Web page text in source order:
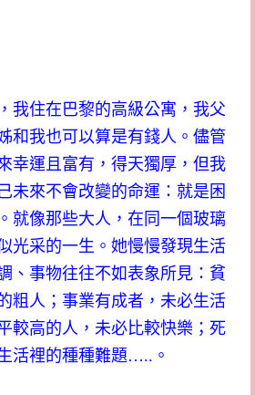
我住在巴黎的高級公寓，我父
和我也可以算是有錢人。儘管
幸運且富有，得天獨厚，但我
未來不會改變的命運：就是困
就像那些大人，在同一個玻璃
光采的一生。她慢慢發現生活
、事物往往不如表象所見：貧
粗人；事業有成者，未必生活
較高的人，未必比較快樂；死
活裡的種種難題…..。